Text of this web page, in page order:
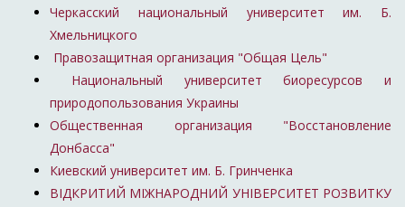
Черкасский национальный университет им. Б.
Хмельницкого
Правозащитная организация "Общая Цель"
Национальный университет биоресурсов и
природопользования Украины
Общественная организация "Восстановление
Донбасса"
Киевский университет им. Б. Гринченка
ВІДКРИТИЙ МІЖНАРОДНИЙ УНІВЕРСИТЕТ РОЗВИТКУ